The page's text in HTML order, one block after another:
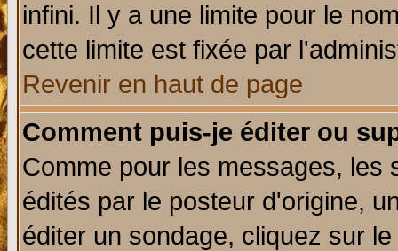
infini. Il y a une limite pour le
cette limite est fixée par
Revenir en haut de page
Comment puis-je éditer ou
Comme pour les messages, les
édités par le posteur d'origine,
éditer un sondage, cliquez sur